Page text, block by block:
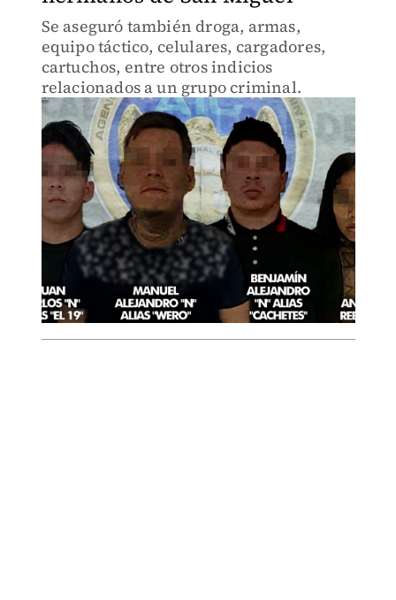
Se aseguró también droga, armas,
equipo táctico, celulares, cargadores,
cartuchos, entre otros indicios
relacionados a un grupo criminal.